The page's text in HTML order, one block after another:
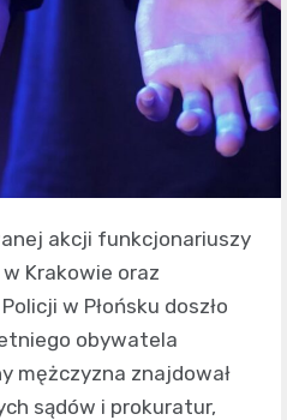
akcji funkcjonariuszy
Krakowie oraz
w Płońsku doszło
obywatela
mężczyzna znajdował
sądów i prokuratur,